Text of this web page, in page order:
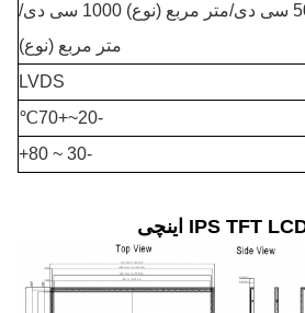
500 سی دی/متر مربع (نوع) 1000 سی دی/
متر مربع (نوع)
LVDS
-20
~+7
0℃
-30 ~ 80+